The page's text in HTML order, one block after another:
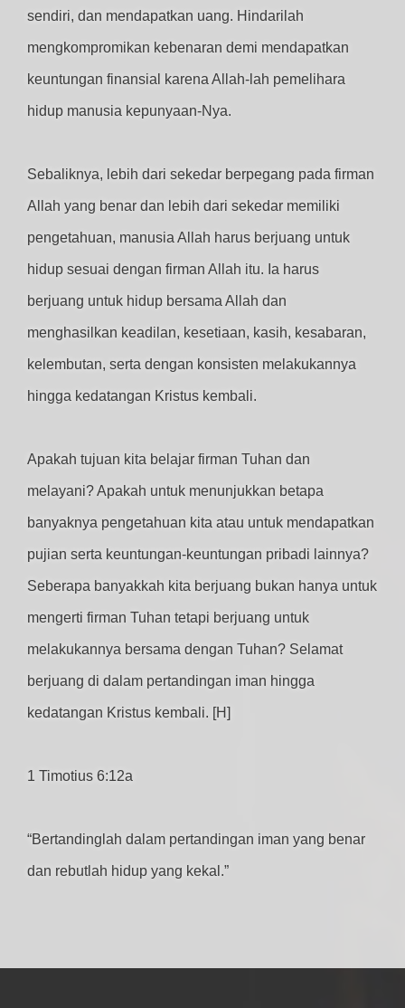
sendiri, dan mendapatkan uang. Hindarilah
mengkompromikan kebenaran demi mendapatkan
keuntungan finansial karena Allah-lah pemelihara
hidup manusia kepunyaan-Nya.
Sebaliknya, lebih dari sekedar berpegang pada firman
Allah yang benar dan lebih dari sekedar memiliki
pengetahuan, manusia Allah harus berjuang untuk
hidup sesuai dengan firman Allah itu. Ia harus
berjuang untuk hidup bersama Allah dan
menghasilkan keadilan, kesetiaan, kasih, kesabaran,
kelembutan, serta dengan konsisten melakukannya
hingga kedatangan Kristus kembali.
Apakah tujuan kita belajar firman Tuhan dan
melayani? Apakah untuk menunjukkan betapa
banyaknya pengetahuan kita atau untuk mendapatkan
pujian serta keuntungan-keuntungan pribadi lainnya?
Seberapa banyakkah kita berjuang bukan hanya untuk
mengerti firman Tuhan tetapi berjuang untuk
melakukannya bersama dengan Tuhan? Selamat
berjuang di dalam pertandingan iman hingga
kedatangan Kristus kembali. [H]
1 Timotius 6:12a
“Bertandinglah dalam pertandingan iman yang benar
dan rebutlah hidup yang kekal.”